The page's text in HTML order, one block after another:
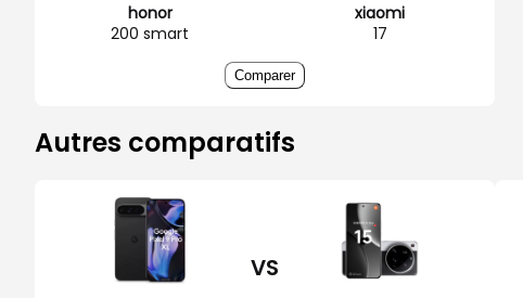
honor
200 smart
xiaomi
17
Comparer
Autres comparatifs
VS